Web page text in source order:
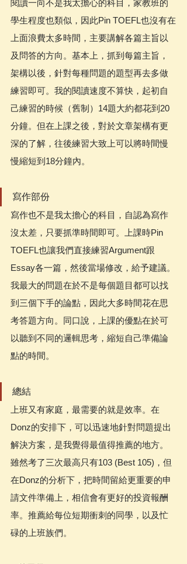
閱讀一向不是我太擔心的科目，家教班的
學生程度也類似，因此Pin TOEFL也沒有在
上面浪費太多時間，主要講解各篇主旨以
及問答的方向。基本上，抓到每篇主旨，
架構以後，針對每種問題的題型再去多做
練習即可。我的閱讀速度不算快，起初自
己練習的時候（舊制）14題大約都花到20
分鐘。但在上課之後，對於文章架構有更
深的了解，往後練習大致上可以將時間慢
慢縮短到18分鐘內。
寫作部份
寫作也不是我太擔心的科目，自認為寫作
沒太差，只要抓準時間即可。上課時Pin
TOEFL也讓我們直接練習Argument跟
Essay各一篇，然後當場修改，給予建議。
我最大的問題在於不是每個題目都可以找
到三個下手的論點，因此大多時間花在思
考答題方向。同口說，上課的優點在於可
以聽到不同的邏輯思考，縮短自己準備論
點的時間。
總結
上班又有家庭，最需要的就是效率。在
Donz的安排下，可以迅速地針對問題提出
解決方案，是我覺得最值得推薦的地方。
雖然考了三次最高只有103 (Best 105)，但
在Donz的分析下，把時間留給更重要的申
請文件準備上，相信會有更好的投資報酬
率。推薦給每位短期衝刺的同學，以及忙
碌的上班族們。